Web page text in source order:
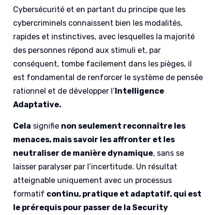
Cybersécurité et en partant du principe que les
cybercriminels connaissent bien les modalités,
rapides et instinctives, avec lesquelles la majorité
des personnes répond aux stimuli et, par
conséquent, tombe facilement dans les pièges, il
est fondamental de renforcer le système de pensée
rationnel et de développer l’Intelligence
Adaptative.
Cela signifie non seulement reconnaître les
menaces, mais savoir les affronter et les
neutraliser de manière dynamique, sans se
laisser paralyser par l’incertitude. Un résultat
atteignable uniquement avec un processus
formatif continu, pratique et adaptatif, qui est
le prérequis pour passer de la Security